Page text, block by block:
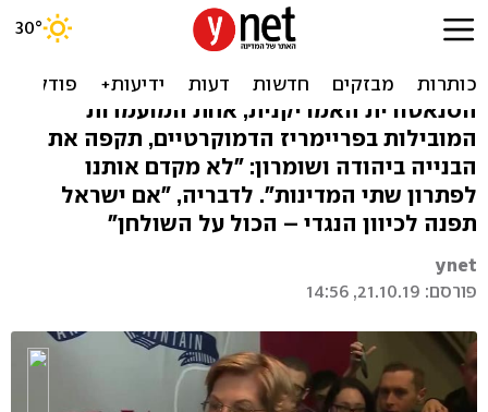
וורן: להתנות הסיוע לישראל
בהפסקת הבנייה בהתנחלויות
הסנאטורית האמריקנית, אחת המועמדות
המובילות בפריימריז הדמוקרטיים, תקפה את
הבנייה ביהודה ושומרון: "לא מקדם אותנו
לפתרון שתי המדינות". לדבריה, "אם ישראל
תפנה לכיוון הנגדי – הכול על השולחן"
ynet
פורסם: 21.10.19, 14:56